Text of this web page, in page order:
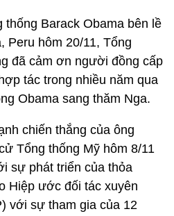
thống Barack Obama bên lề
Peru hôm 20/11, Tổng
đã cảm ơn người đồng cấp
tác trong nhiều năm qua
Obama sang thăm Nga.
chiến thắng của ông
Tổng thống Mỹ hôm 8/11
sự phát triển của thỏa
Hiệp ước đối tác xuyên
với sự tham gia của 12